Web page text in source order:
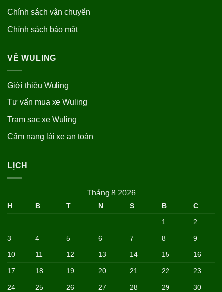
Chính sách vận chuyển
Chính sách bảo mật
VỀ WULING
Giới thiệu Wuling
Tư vấn mua xe Wuling
Trạm sạc xe Wuling
Cẩm nang lái xe an toàn
LỊCH
Tháng 8 2026
H B T N S B
C
1
2
3 4 5 6 7 8 9
10 11 12 13 14 15 16
17 18 19 20 21 22 23
24 25 26 27 28 29 30